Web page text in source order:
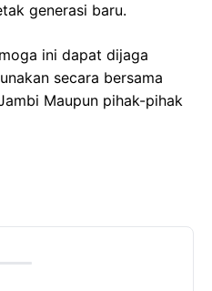
generasi baru.
ini dapat dijaga
secara bersama
Maupun pihak-pihak